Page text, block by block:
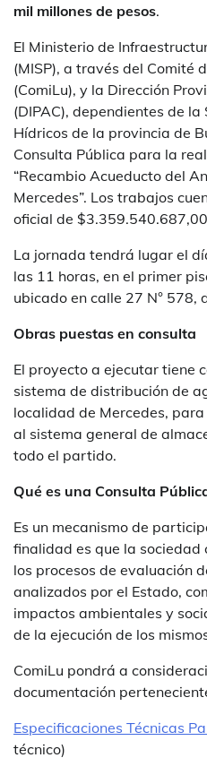
mil millones de pesos.
El Ministerio de
(MISP), a través del Comité
(ComiLu), y la Dirección
(DIPAC), dependientes de
Hídricos de la provincia de
Consulta Pública para la
“Recambio Acueducto del
Mercedes”. Los trabajos
oficial de
La jornada tendrá lugar el
las 11 horas, en el primer
ubicado en calle 27 N° 578,
Obras puestas en consulta
El proyecto a ejecutar tiene
sistema de distribución de
localidad de Mercedes,
al sistema general de
todo el partido.
Qué es una Consulta
Es un mecanismo de
finalidad es que la sociedad
los procesos de evaluación
analizados por el Estado,
impactos ambientales y
de la ejecución de los
ComiLu pondrá a
documentación
Especificaciones Técnicas
técnico)